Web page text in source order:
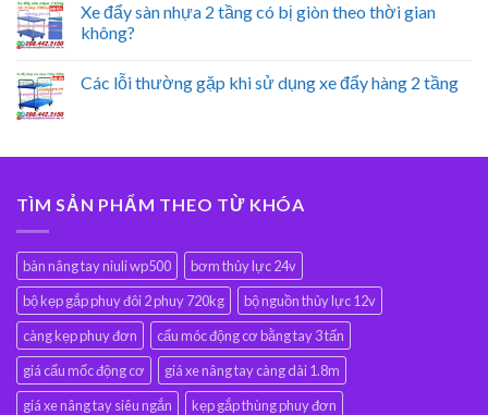
Xe đẩy sàn nhựa 2 tầng có bị giòn theo thời gian
không?
Các lỗi thường gặp khi sử dụng xe đẩy hàng 2 tầng
TÌM SẢN PHẨM THEO TỪ KHÓA
bàn nâng tay niuli wp500
bơm thủy lực 24v
bộ kẹp gắp phuy đôi 2 phuy 720kg
bộ nguồn thủy lực 12v
càng kẹp phuy đơn
cẩu móc động cơ bằng tay 3 tấn
giá cẩu mốc động cơ
giá xe nâng tay càng dài 1.8m
giá xe nâng tay siêu ngắn
kẹp gắp thùng phuy đơn